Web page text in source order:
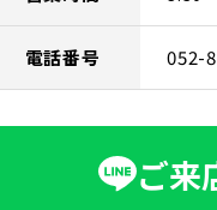
電話番号 052-
ご来